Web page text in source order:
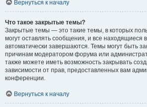
Вернуться к началу
Что такое закрытые темы?
Закрытые темы — это такие темы, в которых
могут оставлять сообщения, и все находящиеся
автоматически завершаются. Темы могут быть
причинам модератором форума или
также можете иметь возможность закрывать
зависимости от прав, предоставленных вам
конференции.
Вернуться к началу